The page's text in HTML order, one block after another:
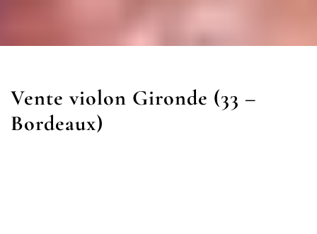
Vente violon Gironde (33 –
Bordeaux)